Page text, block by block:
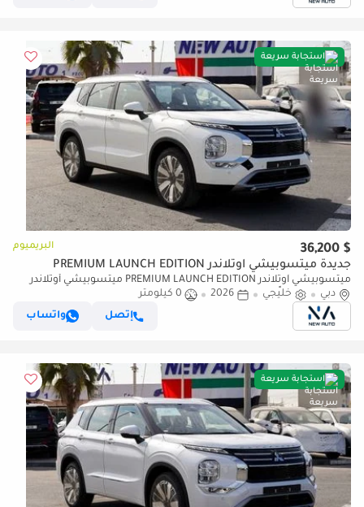
استجابة سريعة
$ 36,200 البريميوم
جديدة ميتسوبيشي آوتلاندر PREMIUM LAUNCH EDITION
ميتسوبيشي آوتلاندر PREMIUM LAUNCH EDITION ميتسوبيشي أوتلاندر
2026 جديدة كلياً – بريميوم (G08) 2.5 لتر | 7 ركاب | مواصف (للتصدير فقط)دبي خليجي 2026
0 كيلومتر
إتصل
واتساب
استجابة سريعة